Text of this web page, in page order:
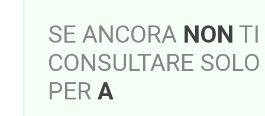
SE ANCORA NON TI
CONSULTARE
PER A